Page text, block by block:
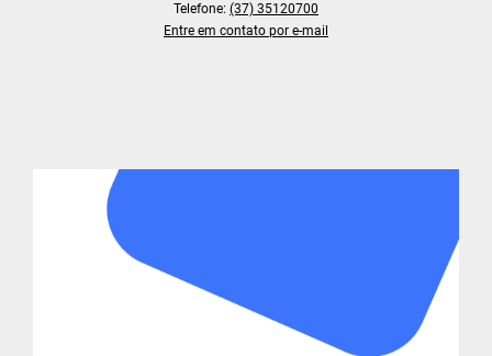
Telefone: (37) 35120700
Entre em contato por e-mail